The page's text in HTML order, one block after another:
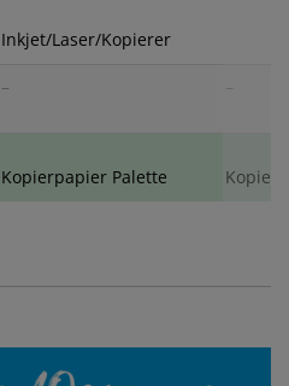
Inkjet/Laser/Kopierer
– –
Kopierpapier Palette